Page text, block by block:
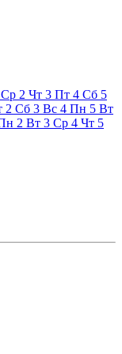
Ср 2 Чт 3 Пт 4 Сб 5
2 Сб 3 Вс 4 Пн 5 Вт
2 Вт 3 Ср 4 Чт 5